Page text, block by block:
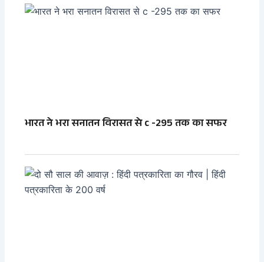
भारत ने भरा सनातन विरासत से c -295 तक का सफर